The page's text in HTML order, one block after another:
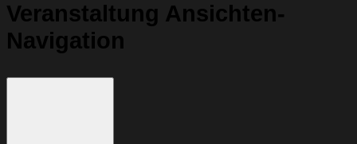
Veranstaltung Ansichten-
Navigation